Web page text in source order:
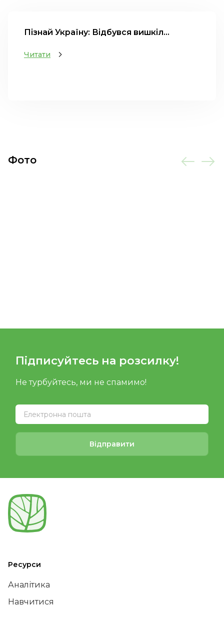
Пізнай Україну: Відбувся вишкіл...
Читати
Фото
Підписуйтесь на розсилку!
Не турбуйтесь, ми не спамимо!
Відправити
Ресурси
Аналітика
Навчитися